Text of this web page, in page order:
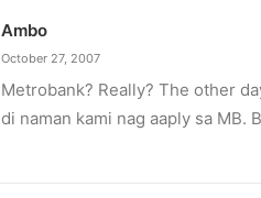
Ambo
October 27, 2007
Metrobank? Really? The other
di naman kami nag aaply sa MB.